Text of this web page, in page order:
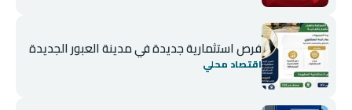
فرص استثمارية جديدة في مدينة العبور الجديدة
اقتصاد محلي